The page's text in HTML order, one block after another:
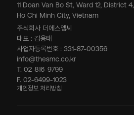
11 Doan Van Bo St, Ward 12, District 4,
Ho Chi Minh City, Vietnam
주식회사 더에스엠씨
대표 : 김용태
사업자등록번호 : 331-87-00356
info@thesmc.co.kr
T. 02-816-9799
F. 02-6499-1023
개인정보 처리방침